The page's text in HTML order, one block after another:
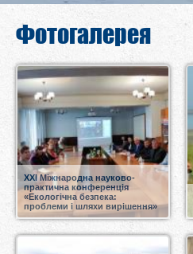
Фотогалерея
XХІ Міжнародна науково-
практична конференція
«Екологічна безпека:
проблеми і шляхи вирішення»